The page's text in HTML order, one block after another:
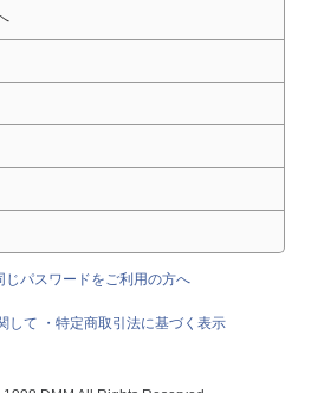
じパスワードをご利用の方へ
して
・特定商取引法に基づく表示